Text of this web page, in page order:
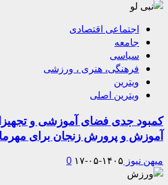
اجتماعی اقتصادی
جامعه
سیاسی
فرهنگی، هنری ، ورزشی
ویترین
ویترین اصلی
کمبود جدی فضای آموزشی و
آموزش و پرورش زنجان برای
میهن نیوز ۱۴۰۵-۰۵-۱۷ 0